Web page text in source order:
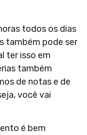
todos os dias
também pode ser
ter isso em
também
de notas e de
você vai
é bem